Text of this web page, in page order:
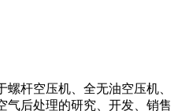
杆空压机、全无油空压机、
气后处理的研究、开发、销售